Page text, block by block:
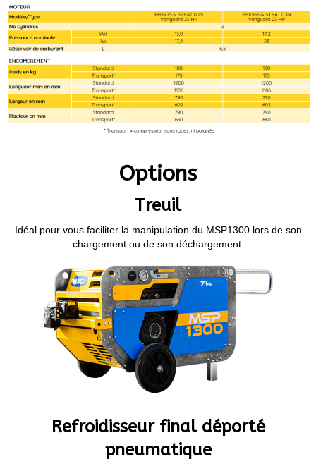
Options
Treuil
Idéal pour vous faciliter la manipulation du MSP1300 lors de son
chargement ou de son déchargement.
Refroidisseur final déporté
pneumatique